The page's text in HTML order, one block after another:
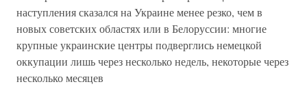
наступления сказался на Украине менее резко, чем в
новых советских областях или в Белоруссии: многие
крупные украинские центры подверглись немецкой
оккупации лишь через несколько недель, некоторые через
несколько месяцев